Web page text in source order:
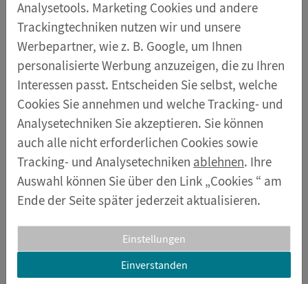
Analysetools. Marketing Cookies und andere
Trackingtechniken nutzen wir und unsere
Werbepartner, wie z. B. Google, um Ihnen
personalisierte Werbung anzuzeigen, die zu Ihren
Interessen passt. Entscheiden Sie selbst, welche
Cookies Sie annehmen und welche Tracking- und
Analysetechniken Sie akzeptieren. Sie können
auch alle nicht erforderlichen Cookies sowie
Tracking- und Analysetechniken ablehnen. Ihre
Auswahl können Sie über den Link „Cookies “ am
Ende der Seite später jederzeit aktualisieren.
Einstellungen
Einverstanden
Dynamo mit transparenter Abschlusskappe,
Magnetanker und Spule sichtbar, auf Sockel mit
Riemenantrieb und je zwei 4-mm-Anschlussbuchsen
zur Abnahme von Wechselspannung und
Gleichspannung. Mit Glühlampe 2,5 V/0,2 A auf
Steckelement.